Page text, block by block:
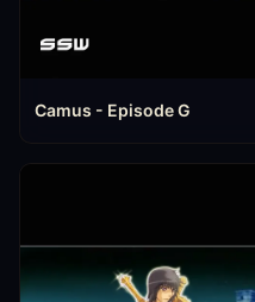
Camus - Episode G